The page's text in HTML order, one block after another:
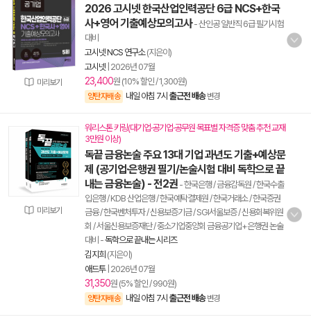
미리보기
2026 고시넷 한국산업인력공단 6급 NCS+한국
사+영어 기출예상모의고사- 산인공 일반직 6급 필기시험
대비
고시넷 NCS 연구소(지은이)
고시넷 2026년 07월
23,400원 (10% 할인 / 1,300원)
양탄자배송 내일 아침 7시 출근전 배송 변경
미리보기
워리스톤 키링(대기업·공기업·공무원 목표별 자격증 맞춤 추천 교재
3만원 이상)
독끝 금융논술 주요 13대 기업 과년도 기출+예상문
제 (공기업·은행권 필기/논술시험 대비 독학으로 끝
내는 금융논술) - 전2권 - 한국은행 / 금융감독원 / 한국수출
입은행 / KDB 산업은행 / 한국예탁결제원 / 한국거래소 / 한국증권
금융 / 한국벤처투자 / 신용보증기금 / SGI서울보증 / 신용회복위원
회 / 서울신용보증재단 / 중소기업중앙회 금융공기업+은행권 논술
대비 -독학으로 끝내는 시리즈
김지희 (지은이)
애드투| 2026년 07월
31,350원 (5% 할인 / 990원)
양탄자배송 내일 아침 7시 출근전 배송 변경